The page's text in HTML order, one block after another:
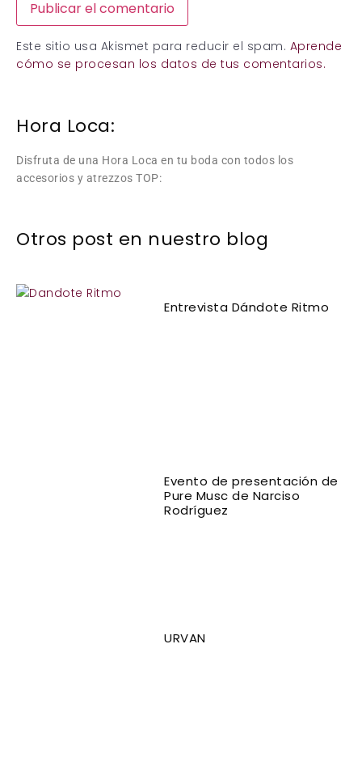
Este sitio usa Akismet para reducir el spam. Aprende
cómo se procesan los datos de tus comentarios.
Hora Loca:
Disfruta de una Hora Loca en tu boda con todos los
accesorios y atrezzos TOP:
Otros post en nuestro blog
Entrevista Dándote Ritmo
Evento de presentación de
Pure Musc de Narciso
Rodríguez
URVAN